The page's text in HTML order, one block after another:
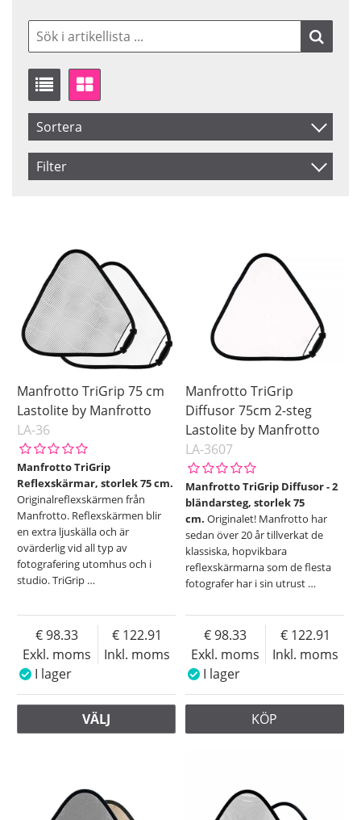
Sortera
Artikelkod
Filter
Pris
Silver/Vit
Soft Silver
Sunfire/Silver
Sunlite/SoftSilver
Vit
Saldo
Manfrotto TriGrip 75 cm
Lastolite by Manfrotto
LA-36
Manfrotto TriGrip
Reflexskärmar, storlek 75 cm.
Originalreflexskärmen från
Manfrotto. Reflexskärmen blir
en extra ljuskälla och är
ovärderlig vid all typ av
fotografering utomhus och i
studio. TriGrip …
Exkl. moms
98.33
Inkl. moms
122.91
I lager
VÄLJ
Manfrotto TriGrip
Diffusor 75cm 2-steg
Lastolite by Manfrotto
LA-3607
Manfrotto TriGrip Diffusor - 2
bländarsteg, storlek 75
cm.Originalet! Manfrotto har
sedan över 20 år tillverkat de
klassiska, hopvikbara
reflexskärmarna som de flesta
fotografer har i sin utrust …
Exkl. moms
98.33
Inkl. moms
122.91
I lager
KÖP